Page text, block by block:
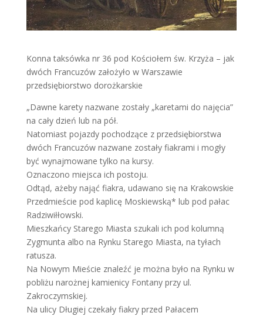
Konna taksówka nr 36 pod Kościołem św. Krzyża – jak
dwóch Francuzów założyło w Warszawie
przedsiębiorstwo dorożkarskie
„Dawne karety nazwane zostały „karetami do najęcia”
na cały dzień lub na pół.
Natomiast pojazdy pochodzące z przedsiębiorstwa
dwóch Francuzów nazwane zostały fiakrami i mogły
być wynajmowane tylko na kursy.
Oznaczono miejsca ich postoju.
Odtąd, ażeby nająć fiakra, udawano się na Krakowskie
Przedmieście pod kaplicę Moskiewską* lub pod pałac
Radziwiłłowski.
Mieszkańcy Starego Miasta szukali ich pod kolumną
Zygmunta albo na Rynku Starego Miasta, na tyłach
ratusza.
Na Nowym Mieście znaleźć je można było na Rynku w
pobliżu narożnej kamienicy Fontany przy ul.
Zakroczymskiej.
Na ulicy Długiej czekały fiakry przed Pałacem